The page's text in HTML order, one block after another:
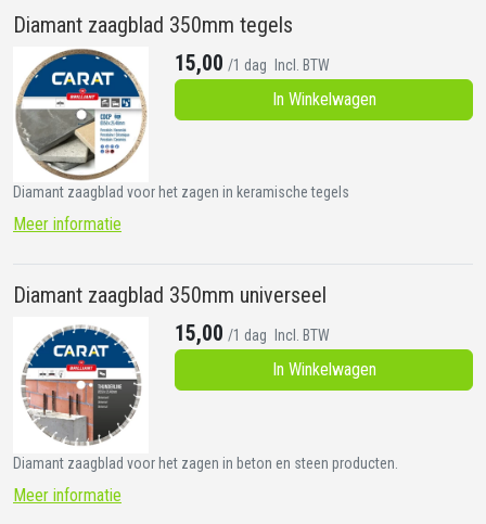
Diamant zaagblad 350mm tegels
15,00 /1 dag Incl. BTW
In Winkelwagen
Diamant zaagblad voor het zagen in keramische tegels
Meer informatie
Diamant zaagblad 350mm universeel
15,00 /1 dag Incl. BTW
In Winkelwagen
Diamant zaagblad voor het zagen in beton en steen producten.
Meer informatie